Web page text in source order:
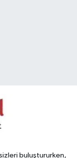
buluştururken,